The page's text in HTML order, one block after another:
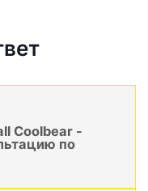
Coolbear -
по